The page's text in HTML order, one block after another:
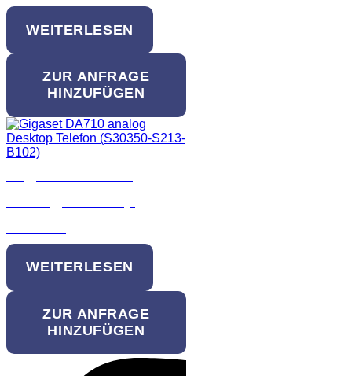
WEITERLESEN
ZUR ANFRAGE
HINZUFÜGEN
WEITERLESEN
ZUR ANFRAGE
HINZUFÜGEN